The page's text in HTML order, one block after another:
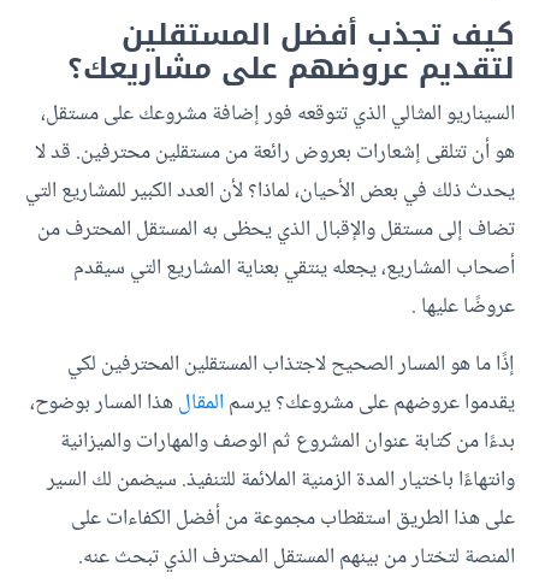
كيف تجذب أفضل المستقلين
لتقديم عروضهم على مشاريعك؟
السيناريو المثالي الذي تتوقعه فور إضافة مشروعك على مستقل،
هو أن تتلقى إشعارات بعروض رائعة من مستقلين محترفين. قد لا
يحدث ذلك في بعض الأحيان، لماذا؟ لأن العدد الكبير للمشاريع التي
تضاف إلى مستقل والإقبال الذي يحظى به المستقل المحترف من
أصحاب المشاريع، يجعله ينتقي بعناية المشاريع التي سيقدم
عروضًا عليها .
إذًا ما هو المسار الصحيح لاجتذاب المستقلين المحترفين لكي
يقدموا عروضهم على مشروعك؟ يرسم المقالهذا المسار بوضوح،
بدءًا من كتابة عنوان المشروع ثم الوصف والمهارات والميزانية
وانتهاءًا باختيار المدة الزمنية الملائمة للتنفيذ. سيضمن لك السير
على هذا الطريق استقطاب مجموعة من أفضل الكفاءات على
المنصة لتختار من بينهم المستقل المحترف الذي تبحث عنه.